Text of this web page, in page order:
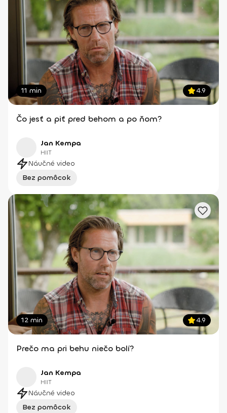
11 min 4.9
Čo jesť a piť pred behom a po ňom?
Jan Kempa
HIIT
Náučné video
Bez pomôcok
12 min 4.9
Prečo ma pri behu niečo bolí?
Jan Kempa
HIIT
Náučné video
Bez pomôcok